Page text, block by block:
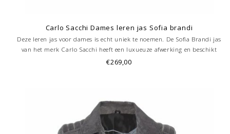
Carlo Sacchi Dames leren jas Sofia brandi
Deze leren jas voor dames is echt uniek te noemen. De Sofia Brandi jas
van het merk Carlo Sacchi heeft een luxueuze afwerking en beschikt
over meerdere handige zakken met ritssluiting. Met deze damesjas
€269,00